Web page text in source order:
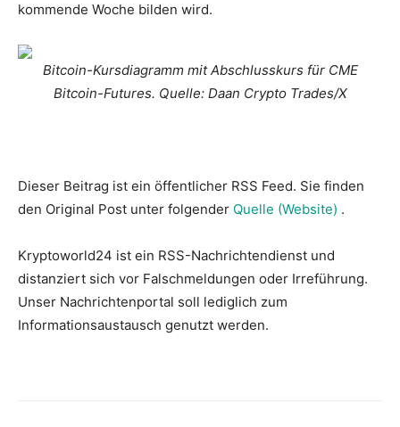
kommende Woche bilden wird.
Bitcoin-Kursdiagramm mit Abschlusskurs für CME
Bitcoin-Futures. Quelle: Daan Crypto Trades/X
Dieser Beitrag ist ein öffentlicher RSS Feed. Sie finden
den Original Post unter folgender Quelle (Website) .
Kryptoworld24 ist ein RSS-Nachrichtendienst und
distanziert sich vor Falschmeldungen oder Irreführung.
Unser Nachrichtenportal soll lediglich zum
Informationsaustausch genutzt werden.